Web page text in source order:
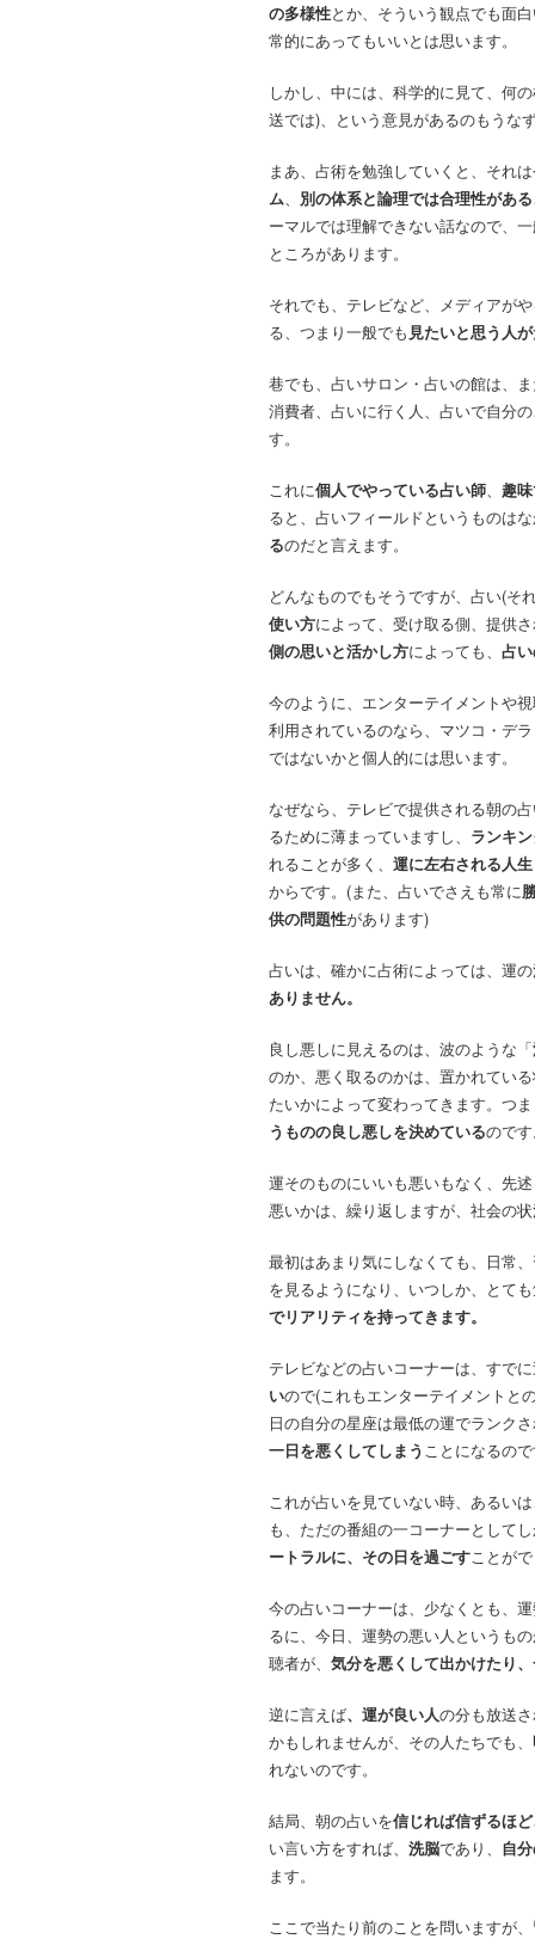
の多様性とか、そういう観点でも面
常的にあってもいいとは思います。
しかし、中には、科学的に見て、何
送では)、という意見があるのもうな
まあ、占術を勉強していくと、それ
ム、 別の体系と論理では合理性がある
ーマルでは理解できない話なので、
ところがあります。
それでも、テレビなど、メディアが
る、つまり一般でも 見たいと思う人
巷でも、占いサロン・占いの館は、
消費者、占いに行く人、占いで自分
す。
これに個人でやっている占い師、 趣
ると、占いフィールドというものは
るのだと言えます。
どんなものでもそうですが、占い(そ
使い方によって、受け取る側、提供
側の思いと活かし方によっても、 占
今のように、エンターテイメントや
利用されているのなら、マツコ・デ
ではないかと個人的には思います。
なぜなら、テレビで提供される朝の
るために薄まっていますし、 ランキ
れることが多く、 運に左右される人生
からです。(また、占いでさえも常に
供の問題性があります)
占いは、確かに占術によっては、運
ありません。
良し悪しに見えるのは、波のような「
のか、悪く取るのかは、置かれてい
たいかによって変わってきます。つ
うものの良し悪しを決めているので
運そのものにいいも悪いもなく、先
悪いかは、繰り返しますが、社会の
最初はあまり気にしなくても、日常
を見るようになり、いつしか、とて
でリアリティを持ってきます。
テレビなどの占いコーナーは、すで
いので(これもエンターテイメントと
日の自分の星座は最低の運でランク
一日を悪くしてしまう ことになるの
これが占いを見ていない時、あるい
も、ただの番組の一コーナーとして
ートラルに、その日を過ごすことが
今の占いコーナーは、少なくとも、
るに、今日、運勢の悪い人というも
聴者が、 気分を悪くして出かけたり
逆に言えば、運が良い人の分も放送
かもしれませんが、その人たちでも、
れないのです。
結局、朝の占いを信じれば信ずるほ
い言い方をすれば、 洗脳であり、 自
ます。
ここで当たり前のことを問いますが